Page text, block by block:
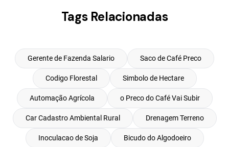
Tags Relacionadas
Gerente de Fazenda Salario Saco de Café Preco
Codigo Florestal Simbolo de Hectare
Automação Agrícola o Preco do Café Vai Subir
Car Cadastro Ambiental Rural Drenagem Terreno
Inoculacao de Soja Bicudo do Algodoeiro